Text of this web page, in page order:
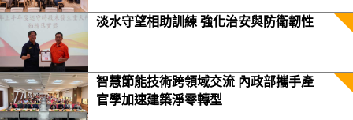
淡水守望相助訓練 強化治安與防衛韌性
智慧節能技術跨領域交流 內政部攜手產
官學加速建築淨零轉型